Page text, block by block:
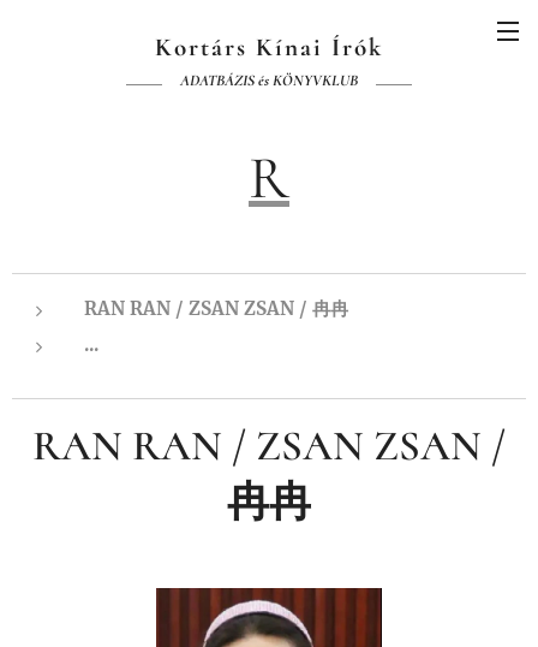
Kortárs Kínai Írók
ADATBÁZIS és KÖNYVKLUB
R
RAN RAN / ZSAN ZSAN / 冉冉
...
RAN RAN / ZSAN ZSAN /
冉冉